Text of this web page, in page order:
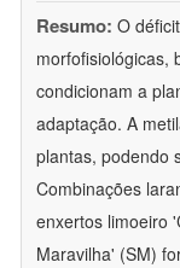
Resumo: O
morfofisiológicas,
condicionam a
adaptação. A
plantas, podendo
Combinações
enxertos limoeiro
Maravilha' (SM)